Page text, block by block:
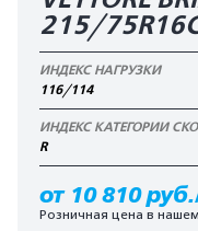
215/
ИНДЕКС НАГРУЗКИ
116/114
ИНДЕКС КАТЕГОРИИ
R
от 10 810
Розничная цена в